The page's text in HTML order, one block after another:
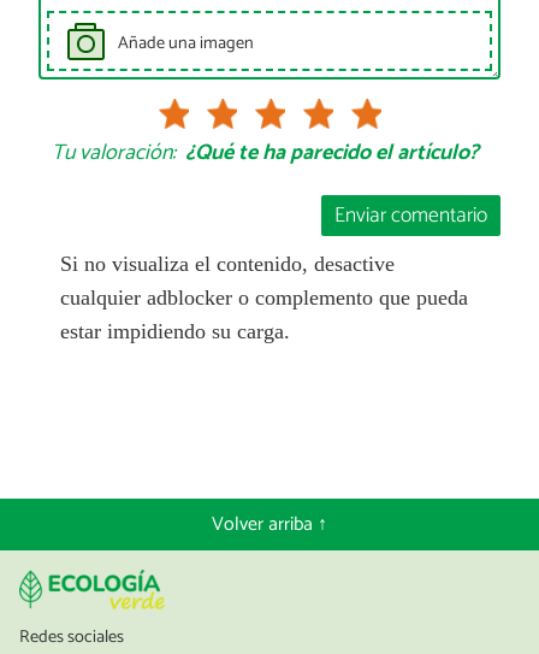
Añade una imagen
Tu valoración: ¿Qué te ha parecido el artículo?
Enviar comentario
Si no visualiza el contenido, desactive
cualquier adblocker o complemento que pueda
estar impidiendo su carga.
Volver arriba ↑
Redes sociales